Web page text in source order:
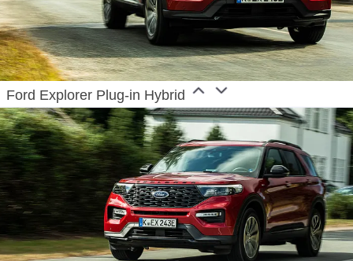
Ford Explorer Plug-in Hybrid